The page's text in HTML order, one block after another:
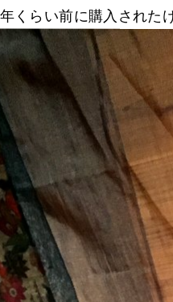
くらい前に購入された